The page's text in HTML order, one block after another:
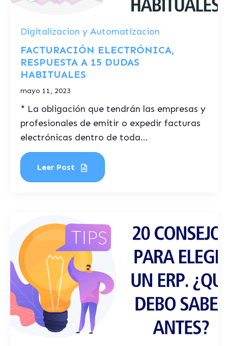
Digitalizacion y Automatizacion
FACTURACIÓN ELECTRÓNICA,
RESPUESTA A 15 DUDAS
HABITUALES
mayo 11, 2023
* La obligación que tendrán las empresas y
profesionales de emitir o expedir facturas
electrónicas dentro de toda...
Leer Post